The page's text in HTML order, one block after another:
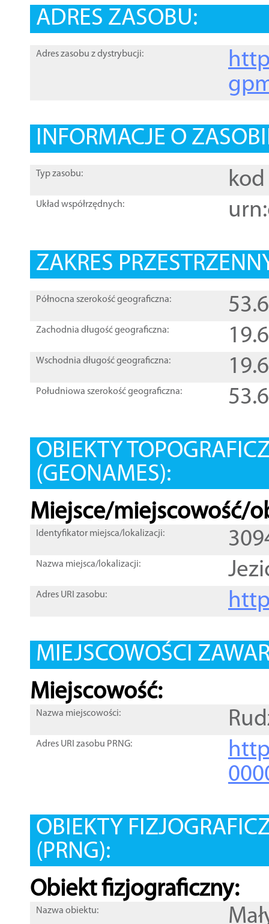
ADRES ZASOBU:
Adres zasobu z dystrybucji:
INFORMACJE O
Typ zasobu: kod
Układ współrzędnych:
ZAKRES
Północna szerokość geograficzna:
Zachodnia długość geograficzna:
Wschodnia długość geograficzna:
Południowa szerokość geograficzna:
OBIEKTY
(GEONAMES):
Miejsce/miejscowość/
Identyfikator miejsca/lokalizacji:
Nazwa miejsca/lokalizacji:
Adres URI zasobu:
MIEJSCOWOŚCI
Miejscowość:
Nazwa miejscowości:
Adres URI zasobu PRNG:
OBIEKTY
(PRNG):
Obiekt fizjograficzny:
Nazwa obiektu: